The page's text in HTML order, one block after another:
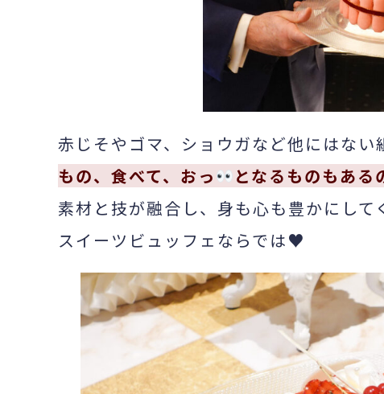
赤じそやゴマ、ショウガなど他にはない
もの、食べて、おっ
となるものもある
素材と技が融合し、身も心も豊かにし
スイーツビュッフェならでは♥️